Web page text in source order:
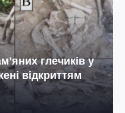
глечиків у
відкриттям